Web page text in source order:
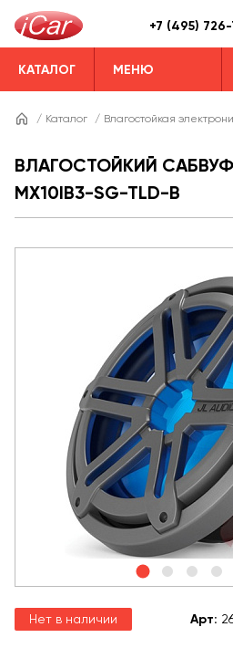
+7 (495)
КАТАЛОГ МЕНЮ
/ Каталог / Влагостойкая
ВЛАГОСТОЙКИЙ
MX10IB3-SG-TLD-B
Нет в наличии Арт: